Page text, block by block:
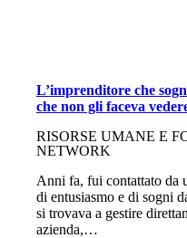
L’imprenditore che
che non gli faceva
RISORSE UMANE E
NETWORK
Anni fa, fui contattato da
di entusiasmo e di sogni
si trovava a gestire
azienda,…